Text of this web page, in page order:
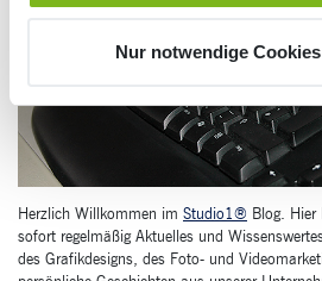
Nur notwendige
Herzlich Willkommen im Studio1® Blog. Hier
sofort regelmäßig Aktuelles und
des Grafikdesigns, des Foto- und